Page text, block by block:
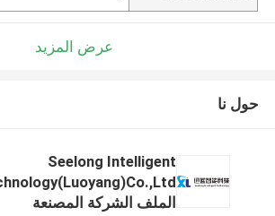
عرض المزيد
حول نا
Seelong Intelligent
الملف الشركة المصنعة